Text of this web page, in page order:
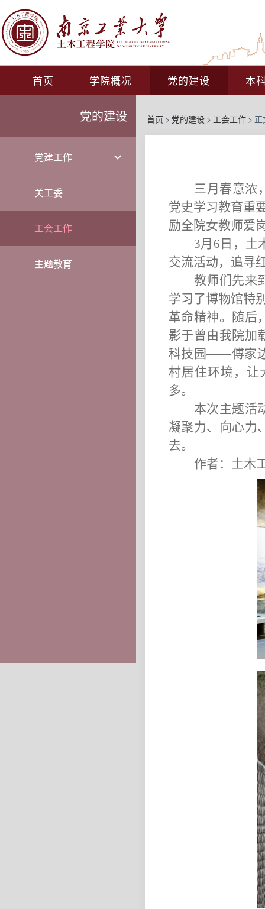
首页 学院概况 党的建设 本
党的建设
党建工作
关工委
工会工作
主题教育
首页 > 党的建设 > 工会工作 > 正
三月春意浓
党史学习教育重
励全院女教师爱
3月 6 日，土
交流活动，追寻
教师们先来
学习了博物馆特
革命精神。随后
影于曾由我院加
科技园——傅家
村居住环境，让
多。
本次主题活
凝聚力、向心力
去。
作者：土木